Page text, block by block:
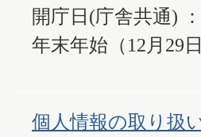
開庁日(庁舎共通)
年末年始（12月29
個人情報の取り扱